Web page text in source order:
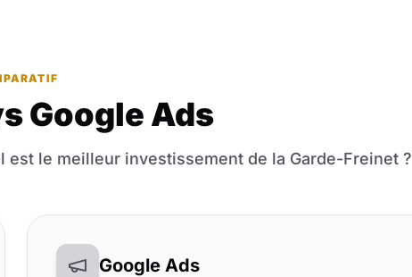
Google Ads
le meilleur investissement de la Garde-Freinet ?
Google Ads